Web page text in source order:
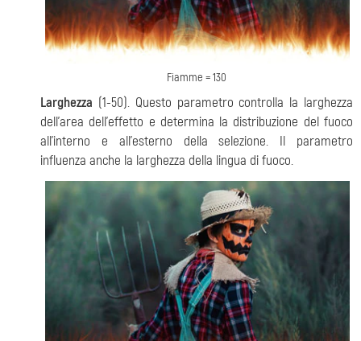
Fiamme = 130
Larghezza (1-50). Questo parametro controlla la larghezza
dell'area dell'effetto e determina la distribuzione del fuoco
all'interno e all'esterno della selezione. Il parametro
influenza anche la larghezza della lingua di fuoco.